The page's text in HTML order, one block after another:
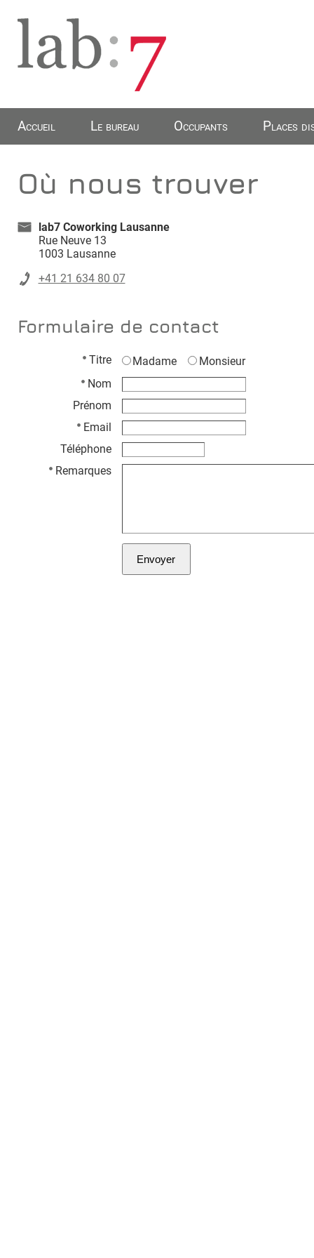
Accueil Le bureau Occupants Places
Où nous trouver
lab7 Coworking Lausanne
Rue Neuve 13
1003 Lausanne
+41 21 634 80 07
Formulaire de contact
Titre Madame
Monsieur
Nom
Prénom
Email
Téléphone
Remarques